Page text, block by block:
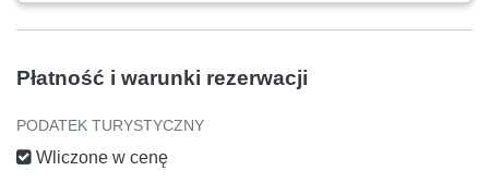
Płatność i warunki rezerwacji
PODATEK TURYSTYCZNY
Wliczone w cenę